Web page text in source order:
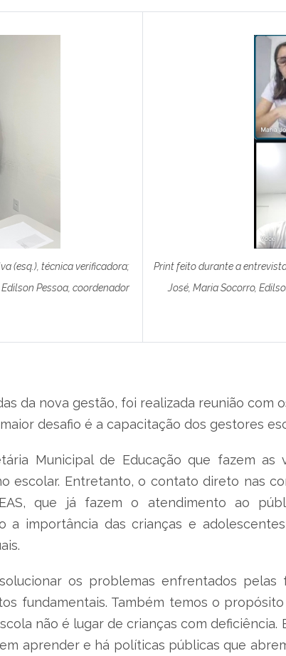
(esq.), técnica verificadora;
Pessoa, coordenador
Print feito durante a
José, Maria Socorro,
da nova gestão, foi realizada reunião com
desafio é a capacitação dos gestores
Municipal de Educação que fazem as
escolar. Entretanto, o contato direto nas
que já fazem o atendimento ao
a importância das crianças e
os problemas enfrentados
fundamentais. Também temos o
não é lugar de crianças com
aprender e há políticas públicas que